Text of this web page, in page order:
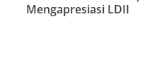
Mengapresiasi LDII